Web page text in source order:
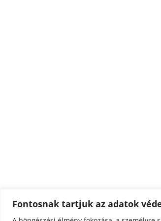
Fontosnak tartjuk az adatok